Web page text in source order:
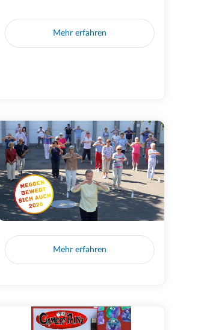
Mehr erfahren
Mehr erfahren